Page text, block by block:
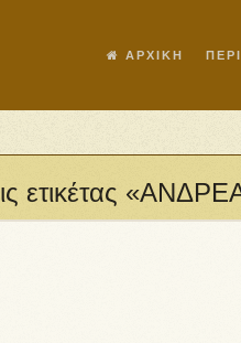
ΑΡΧΙΚΗ
ετικέτας